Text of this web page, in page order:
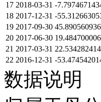
17 2018-03-31 -
18 2017-12-31 -
19 2017-09-30
20 2017-06-30
21 2017-03-31
22 2016-12-31 -
数据说明